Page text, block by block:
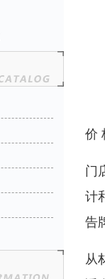
价
门
计
告
从